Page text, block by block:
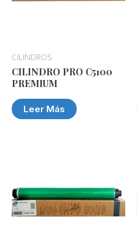
CILINDROS
CILINDRO PRO C5100
PREMIUM
Leer Más